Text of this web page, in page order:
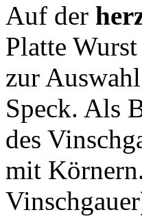
Auf der
Platte
zur
Speck. Als
des
mit